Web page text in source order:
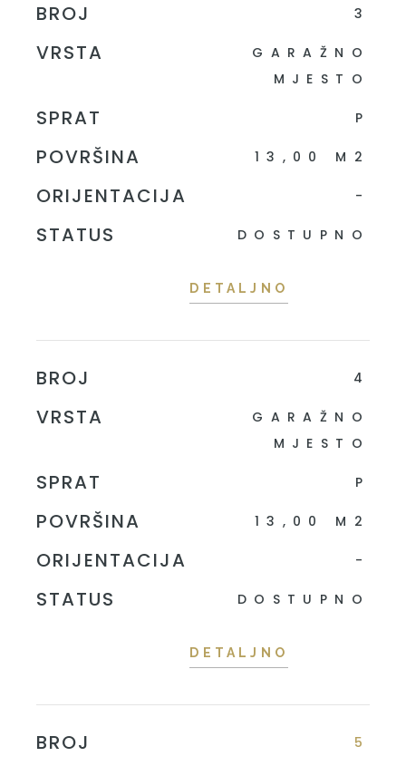
BROJ 3
VRSTA
GARAŽNO
MJESTO
SPRAT P
POVRŠINA 13,00 M2
ORIJENTACIJA -
STATUS DOSTUPNO
DETALJNO
BROJ 4
VRSTA
GARAŽNO
MJESTO
SPRAT P
POVRŠINA 13,00 M2
ORIJENTACIJA -
STATUS DOSTUPNO
DETALJNO
BROJ 5